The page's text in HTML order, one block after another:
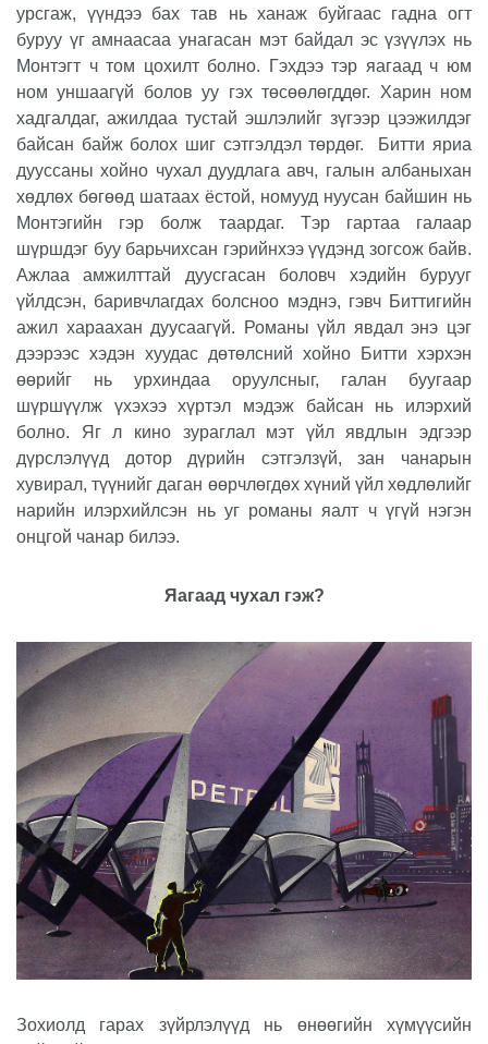
урсгаж, үүндээ бах тав нь ханаж буйгаас гадна огт
буруу үг амнаасаа унагасан мэт байдал эс үзүүлэх нь
Монтэгт ч том цохилт болно. Гэхдээ тэр яагаад ч юм
ном уншаагүй болов уу гэх төсөөлөгддөг. Харин ном
хадгалдаг, ажилдаа тустай эшлэлийг зүгээр цээжилдэг
байсан байж болох шиг сэтгэлдэл төрдөг.
Битти яриа
дууссаны хойно чухал дуудлага авч, галын албаныхан
хөдлөх бөгөөд шатаах ёстой, номууд нуусан байшин нь
Монтэгийн гэр болж таардаг. Тэр гартаа галаар
шүршдэг буу барьчихсан гэрийнхээ үүдэнд зогсож байв.
Ажлаа амжилттай дуусгасан боловч хэдийн бурууг
үйлдсэн, баривчлагдах болсноо мэднэ, гэвч Биттигийн
ажил хараахан дуусаагүй. Романы үйл явдал энэ цэг
дээрээс хэдэн хуудас дөтөлсний хойно Битти хэрхэн
өөрийг нь урхиндаа оруулсныг, галан буугаар
шүршүүлж үхэхээ хүртэл мэдэж байсан нь илэрхий
болно. Яг л кино зураглал мэт үйл явдлын эдгээр
дүрслэлүүд дотор дүрийн сэтгэлзүй, зан чанарын
хувирал, түүнийг даган өөрчлөгдөх хүний үйл хөдлөлийг
нарийн илэрхийлсэн нь уг романы яалт ч үгүй нэгэн
онцгой чанар билээ.
Яагаад чухал гэж?
Зохиолд гарах зүйрлэлүүд нь өнөөгийн хүмүүсийн